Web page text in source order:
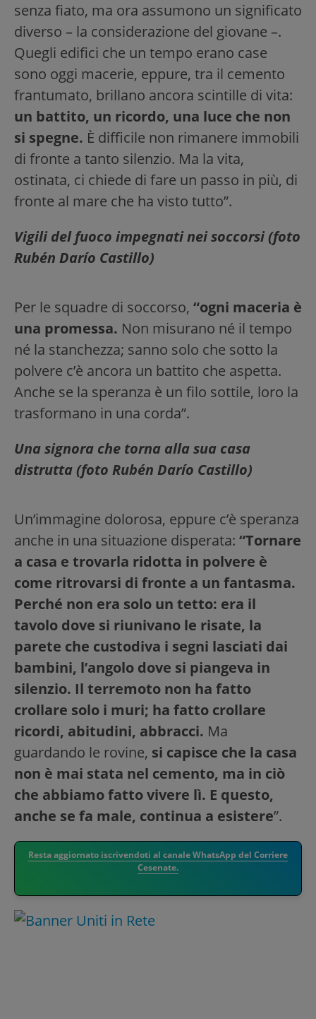
senza fiato, ma ora assumono un significato
diverso – la considerazione del giovane –.
Quegli edifici che un tempo erano case
sono oggi macerie, eppure, tra il cemento
frantumato, brillano ancora scintille di vita:
un battito, un ricordo, una luce che non
si spegne. È difficile non rimanere immobili
di fronte a tanto silenzio. Ma la vita,
ostinata, ci chiede di fare un passo in più, di
fronte al mare che ha visto tutto”.
Vigili del fuoco impegnati nei soccorsi (foto
Rubén Darío Castillo)
Per le squadre di soccorso, “ogni maceria è
una promessa. Non misurano né il tempo
né la stanchezza; sanno solo che sotto la
polvere c’è ancora un battito che aspetta.
Anche se la speranza è un filo sottile, loro la
trasformano in una corda”.
Una signora che torna alla sua casa
distrutta (foto Rubén Darío Castillo)
Un’immagine dolorosa, eppure c’è speranza
anche in una situazione disperata: “Tornare
a casa e trovarla ridotta in polvere è
come ritrovarsi di fronte a un fantasma.
Perché non era solo un tetto: era il
tavolo dove si riunivano le risate, la
parete che custodiva i segni lasciati dai
bambini, l’angolo dove si piangeva in
silenzio. Il terremoto non ha fatto
crollare solo i muri; ha fatto crollare
ricordi, abitudini, abbracci. Ma
guardando le rovine, si capisce che la casa
non è mai stata nel cemento, ma in ciò
che abbiamo fatto vivere lì. E questo,
anche se fa male, continua a esistere”.
Resta aggiornato iscrivendoti al canale WhatsApp del Corriere
Cesenate.